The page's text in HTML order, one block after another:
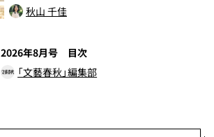
秋山 千佳
2026年8月号 目次
「文藝春秋」編集部